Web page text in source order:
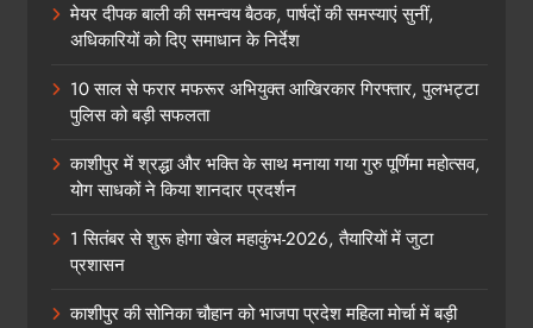
मेयर दीपक बाली की समन्वय बैठक, पार्षदों की समस्याएं सुनीं,
अधिकारियों को दिए समाधान के निर्देश
10 साल से फरार मफरूर अभियुक्त आखिरकार गिरफ्तार, पुलभट्टा
पुलिस को बड़ी सफलता
काशीपुर में श्रद्धा और भक्ति के साथ मनाया गया गुरु पूर्णिमा महोत्सव,
योग साधकों ने किया शानदार प्रदर्शन
1 सितंबर से शुरू होगा खेल महाकुंभ-2026, तैयारियों में जुटा
प्रशासन
काशीपुर की सोनिका चौहान को भाजपा प्रदेश महिला मोर्चा में बड़ी